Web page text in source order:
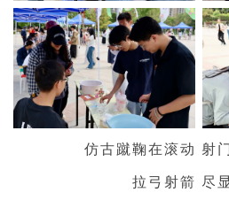
仿古蹴鞠在滚动 射
拉弓射箭 尽